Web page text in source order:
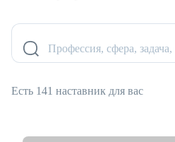
Профессия, сфера,
Есть 141 наставник для вас